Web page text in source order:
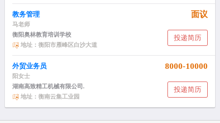
教务管理 面议
马老师
投递简历
衡阳奥林教育培训学校
地址：衡阳市雁峰区白沙大道
外贸业务员 8000-10000
阳女士
投递简历
湖南高致精工机械有限公司.
地址：衡南云集工业园